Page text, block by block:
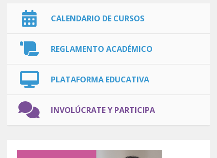
CALENDARIO DE CURSOS
REGLAMENTO ACADÉMICO
PLATAFORMA EDUCATIVA
INVOLÚCRATE Y PARTICIPA